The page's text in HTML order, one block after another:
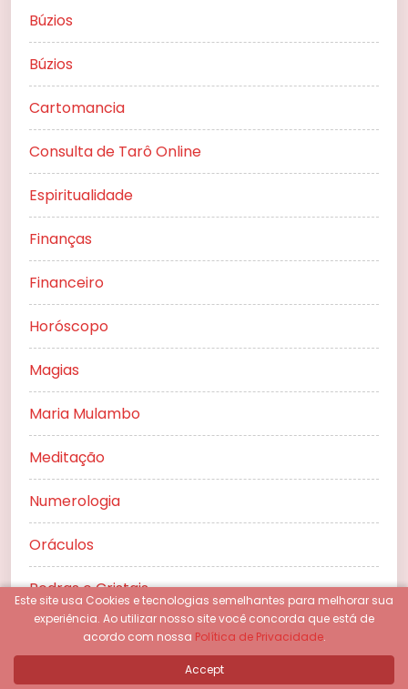
Búzios
Búzios
Cartomancia
Consulta de Tarô Online
Espiritualidade
Finanças
Financeiro
Horóscopo
Magias
Maria Mulambo
Meditação
Numerologia
Oráculos
Pedras e Cristais
Previsão do Tarot para 2027
Este site usa Cookies e tecnologias semelhantes para melhorar sua
experiência. Ao utilizar nosso site você concorda que está de
acordo com nossa Política de Privacidade.
Accept